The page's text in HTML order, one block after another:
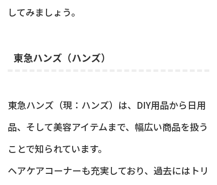
してみましょう。
東急ハンズ（ハンズ）
東急ハンズ（現：ハンズ）は、DIY用品から日用
品、そして美容アイテムまで、幅広い商品を扱う
ことで知られています。
ヘアケアコーナーも充実しており、過去にはトリ